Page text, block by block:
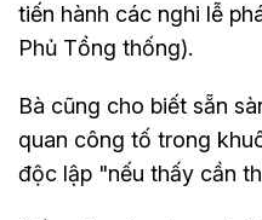
tiến hành các nghi lễ
Phủ Tổng thống).
Bà cũng cho biết sẵn
quan công tố trong
độc lập "nếu thấy cần